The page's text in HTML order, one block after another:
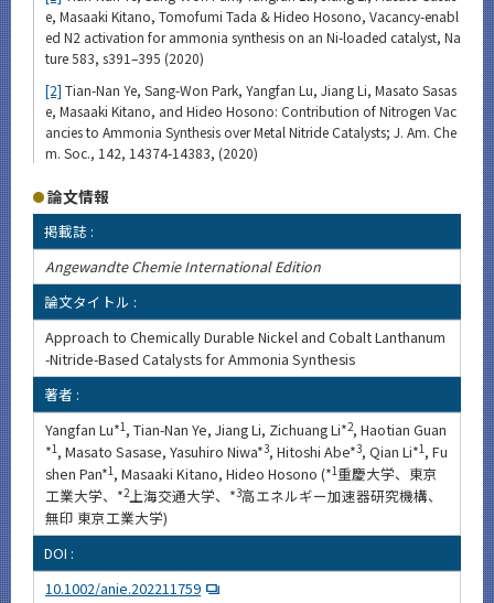
e, Masaaki Kitano, Tomofumi Tada & Hideo Hosono, Vacancy-enabl
ed N2 activation for ammonia synthesis on an Ni-loaded catalyst, Na
ture 583, s391–395 (2020)
[2] Tian-Nan Ye, Sang-Won Park, Yangfan Lu, Jiang Li, Masato Sasas
e, Masaaki Kitano, and Hideo Hosono: Contribution of Nitrogen Vac
ancies to Ammonia Synthesis over Metal Nitride Catalysts; J. Am. Che
m. Soc., 142, 14374-14383, (2020)
論文情報
掲載誌 :
Angewandte Chemie International Edition
論文タイトル :
Approach to Chemically Durable Nickel and Cobalt Lanthanum
-Nitride-Based Catalysts for Ammonia Synthesis
著者 :
Yangfan Lu*1, Tian-Nan Ye, Jiang Li, Zichuang Li*2, Haotian Guan
*1, Masato Sasase, Yasuhiro Niwa*3, Hitoshi Abe*3, Qian Li*1, Fu
shen Pan*1, Masaaki Kitano, Hideo Hosono (*1重慶大学、東京
工業大学、*2上海交通大学、*3高エネルギー加速器研究機構、
無印 東京工業大学)
DOI :
10.1002/anie.202211759